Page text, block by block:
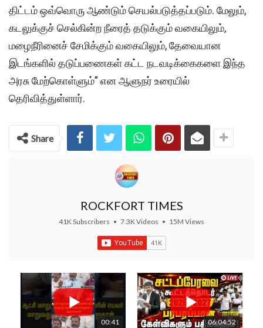
திட்டம் ஒவ்வொரு ஆண்டும் செயல்படுத்தப்படும். மேலும்,
கடலுக்குச் செல்கின்ற நீரைத் தடுக்கும் வகையிலும்,
மழைநீரினைச் சேமிக்கும் வகையிலும், தேவையான
இடங்களில் தடுப்பணைகள் கட்ட நடவடிக்கைகளை இந்த
அரசு மேற்கொள்ளும்” என ஆளுநர் உரையில்
தெரிவித்துள்ளார்.
Share
ROCKFORT TIMES
41K Subscribers • 7.3K Videos • 15M Views
00:41 06:04:52